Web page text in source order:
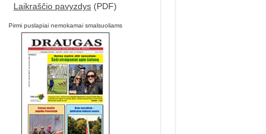
Laikraščio pavyzdys (PDF)
Pirmi puslapiai nemokamai smalsuoliams